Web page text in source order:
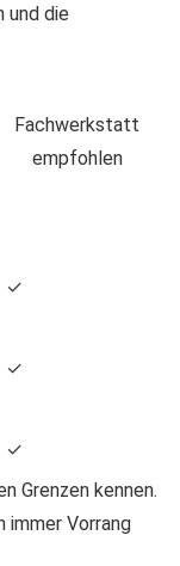
und die
Fachwerkstatt
empfohlen
✓
✓
✓
Grenzen kennen.
immer Vorrang